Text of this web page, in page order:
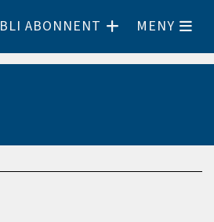
BLI ABONNENT MENY